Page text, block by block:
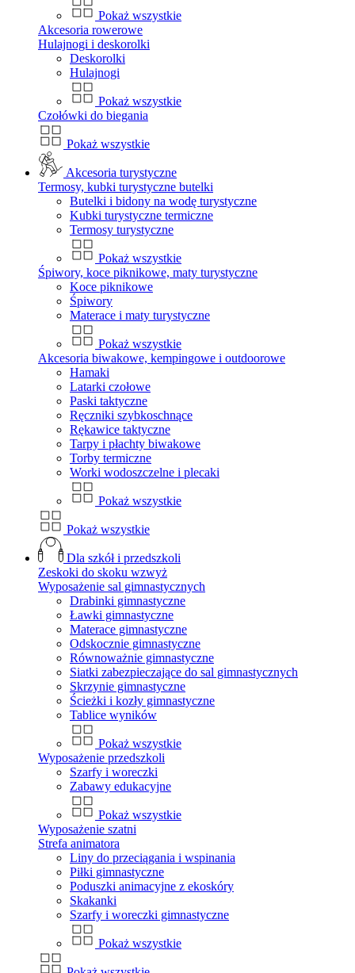
Pokaż wszystkie
Akcesoria rowerowe
Hulajnogi i deskorolki
Deskorolki
Hulajnogi
Pokaż wszystkie
Czołówki do biegania
Pokaż wszystkie
Akcesoria turystyczne
Termosy, kubki turystyczne butelki
Butelki i bidony na wodę turystyczne
Kubki turystyczne termiczne
Termosy turystyczne
Pokaż wszystkie
Śpiwory, koce piknikowe, maty turystyczne
Koce piknikowe
Śpiwory
Materace i maty turystyczne
Pokaż wszystkie
Akcesoria biwakowe, kempingowe i outdoorowe
Hamaki
Latarki czołowe
Paski taktyczne
Ręczniki szybkoschnące
Rękawice taktyczne
Tarpy i płachty biwakowe
Torby termiczne
Worki wodoszczelne i plecaki
Pokaż wszystkie
Pokaż wszystkie
Dla szkół i przedszkoli
Zeskoki do skoku wzwyż
Wyposażenie sal gimnastycznych
Drabinki gimnastyczne
Ławki gimnastyczne
Materace gimnastyczne
Odskocznie gimnastyczne
Równoważnie gimnastyczne
Siatki zabezpieczające do sal gimnastycznych
Skrzynie gimnastyczne
Ścieżki i kozły gimnastyczne
Tablice wyników
Pokaż wszystkie
Wyposażenie przedszkoli
Szarfy i woreczki
Zabawy edukacyjne
Pokaż wszystkie
Wyposażenie szatni
Strefa animatora
Liny do przeciągania i wspinania
Piłki gimnastyczne
Poduszki animacyjne z ekoskóry
Skakanki
Szarfy i woreczki gimnastyczne
Pokaż wszystkie